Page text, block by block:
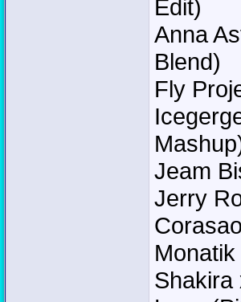
Edit)
Anna
Blend)
Fly
Jeam
Jerry
Shakira